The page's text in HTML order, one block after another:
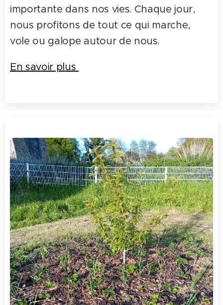
importante dans nos vies. Chaque jour,
nous profitons de tout ce qui marche,
vole ou galope autour de nous.
En savoir plus